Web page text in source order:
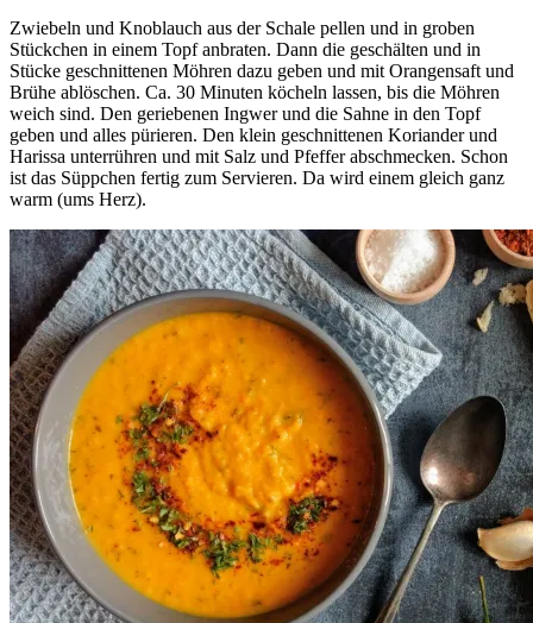
Zwiebeln und Knoblauch aus der Schale pellen und in groben
Stückchen in einem Topf anbraten. Dann die geschälten und in
Stücke geschnittenen Möhren dazu geben und mit Orangensaft und
Brühe ablöschen. Ca. 30 Minuten köcheln lassen, bis die Möhren
weich sind. Den geriebenen Ingwer und die Sahne in den Topf
geben und alles pürieren. Den klein geschnittenen Koriander und
Harissa unterrühren und mit Salz und Pfeffer abschmecken. Schon
ist das Süppchen fertig zum Servieren. Da wird einem gleich ganz
warm (ums Herz).